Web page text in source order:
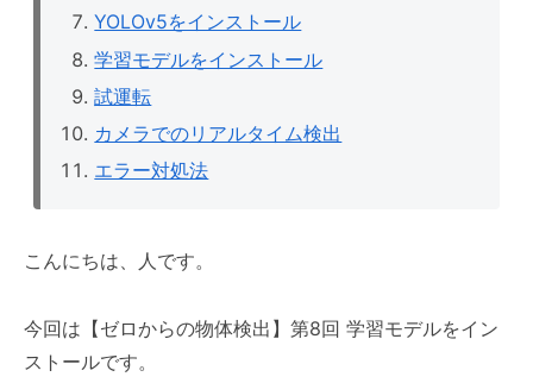
YOLOv5をインストール
学習モデルをインストール
試運転
カメラでのリアルタイム検出
エラー対処法
こんにちは、人です。
今回は【ゼロからの物体検出】第8回 学習モデルをイン
ストールです。